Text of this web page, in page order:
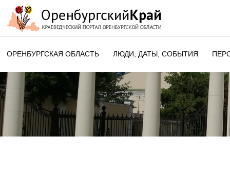
ОРЕНБУРГСКАЯ ОБЛАСТЬ ЛЮДИ, ДАТЫ, CОБЫТИЯ
ЭТОТ ДЕНЬ В ИСТОРИИ
ОРЕНБУРГСКОГО КРАЯ
ПАМЯТНЫЕ ДАТЫ
ОБЛАСТИ